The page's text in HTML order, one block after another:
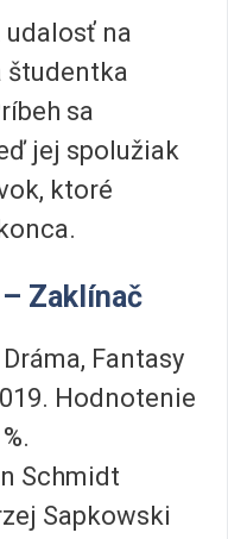
na
študentka
sa
jej spolužiak
ktoré
Zaklínač
Fantasy
Hodnotenie
Schmidt
Sapkowski